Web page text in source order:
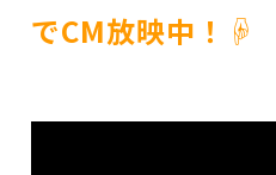
でCM放映中！☟